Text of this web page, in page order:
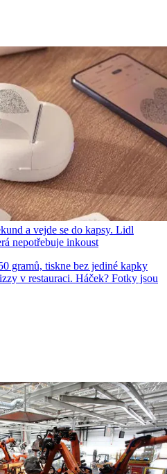
a vejde se do kapsy. Lidl
nepotřebuje inkoust
gramů, tiskne bez jediné kapky
v restauraci. Háček? Fotky jsou